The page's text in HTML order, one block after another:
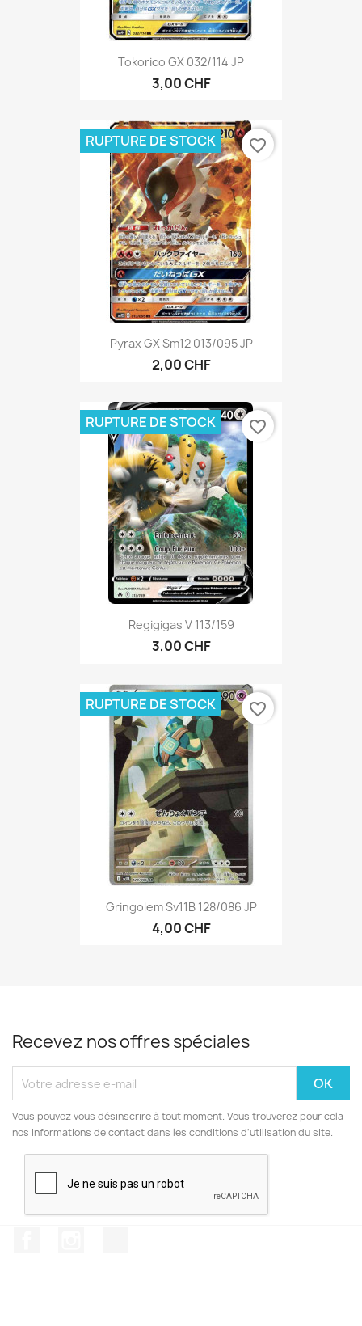
Tokorico GX 032/114 JP
3,00 CHF
Pyrax GX Sm12 013/095 JP
2,00 CHF
RUPTURE DE STOCK favorite_border
Regigigas V 113/159
3,00 CHF
RUPTURE DE STOCK favorite_border
Gringolem Sv11B 128/086 JP
4,00 CHF
RUPTURE DE STOCK favorite_border
Recevez nos offres spéciales
Vous pouvez vous désinscrire à tout moment. Vous trouverez pour cela
nos informations de contact dans les conditions d'utilisation du site.